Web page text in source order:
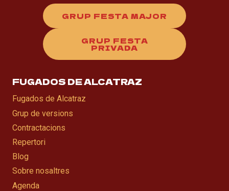
GRUP FESTA MAJOR
GRUP FESTA
PRIVADA
FUGADOS DE ALCATRAZ
Fugados de Alcatraz
Grup de versions
Contractacions
Repertori
Blog
Sobre nosaltres
Agenda